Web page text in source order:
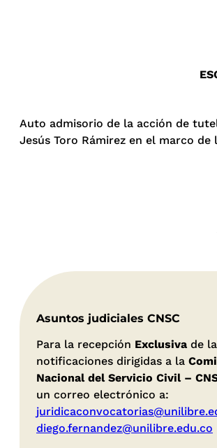
Auto admisorio de la acción de
Jesús Toro Rámirez en el marco
Asuntos judiciales CNSC
Para la recepción Exclusiva de
notificaciones dirigidas a la
Nacional del Servicio Civil –
un correo electrónico a:
diego.fernandez@unilibre.edu.co